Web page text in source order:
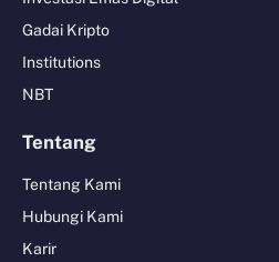
Gadai Kripto
Institutions
NBT
Tentang
Tentang Kami
Hubungi Kami
Karir